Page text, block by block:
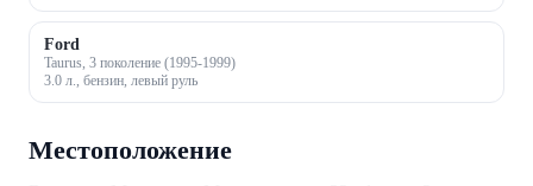
Ford
Taurus, 3 поколение (1995-1999)
3.0 л., бензин, левый руль
Местоположение